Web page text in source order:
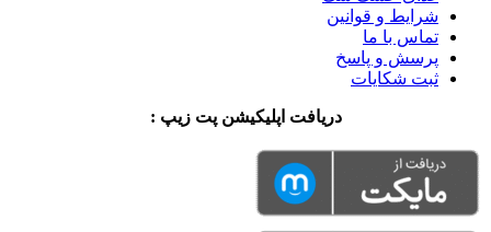
شرایط و قوانین
تماس با ما
پرسش و پاسخ
ثبت شکایات
دریافت اپلیکیشن پت زیپ :